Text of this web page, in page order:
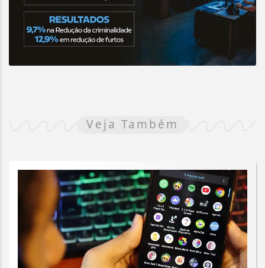
Veja Também